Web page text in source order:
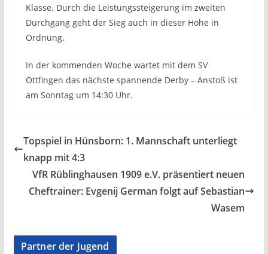
Klasse. Durch die Leistungssteigerung im zweiten
Durchgang geht der Sieg auch in dieser Höhe in
Ordnung.
In der kommenden Woche wartet mit dem SV
Ottfingen das nächste spannende Derby – Anstoß ist
am Sonntag um 14:30 Uhr.
Topspiel in Hünsborn: 1. Mannschaft unterliegt
knapp mit 4:3
VfR Rüblinghausen 1909 e.V. präsentiert neuen
Cheftrainer: Evgenij German folgt auf Sebastian
Wasem
Partner der Jugend